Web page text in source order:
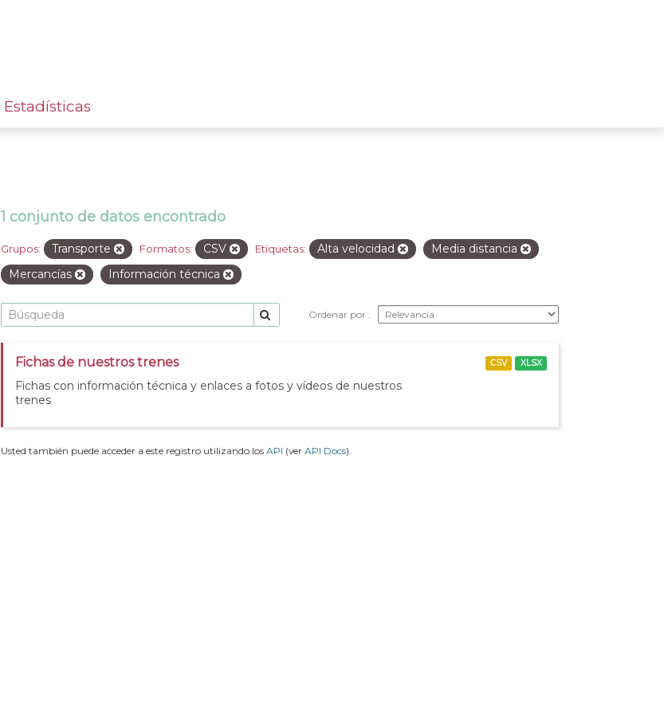
Estadísticas
1 conjunto de datos encontrado
Grupos: Transporte Formatos: CSV Etiquetas: Alta velocidad
Media distancia
Mercancías
Información técnica
Ordenar por
Fichas de nuestros trenes
Fichas con información técnica y enlaces a fotos y vídeos de nuestros
trenes
CSV XLSX
Usted también puede acceder a este registro utilizando los API (ver API Docs).